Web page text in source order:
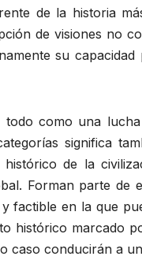
de la historia
de visiones no
su
todo como una
significa
de la
Forman parte de
factible en la que
histórico marcado
conducirán a